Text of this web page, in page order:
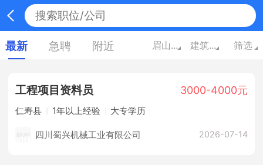
最新 急聘 附近 眉山四川 建筑/房地产 筛选
工程项目资料员 3000-4000元
仁寿县 1年以上经验 大专学历
四川蜀兴机械工业有限公司 2026-07-14